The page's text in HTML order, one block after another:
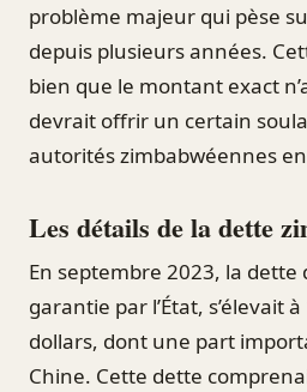
problème majeur qui pèse
depuis plusieurs années.
bien que le montant exact
devrait offrir un certain
autorités zimbabwéennes
Les détails de la dette
En septembre 2023, la dette
garantie par l’État, s’élevait
dollars, dont une part
Chine. Cette dette